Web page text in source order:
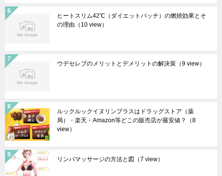
ヒートスリム42℃（ダイエットパッチ）の燃焼効果とそ
の理由 （10 view）
ウデセレブのメリットとデメリットの解決策 （9 view）
ルックルックイヌリンプラスはドラッグストア（薬
局）・楽天・Amazon等どこの販売店が最安値？
（8
view）
リンパマッサージの方法と図 （7 view）